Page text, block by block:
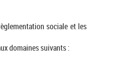
sociale et les
domaines suivants :